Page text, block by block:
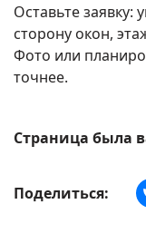
Оставьте
сторону окон,
Фото или
точнее.
Страница была
Поделиться: